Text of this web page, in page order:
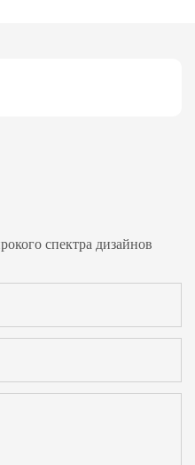
спектра дизайнов